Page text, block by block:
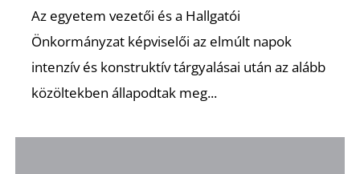
Az egyetem vezetői és a Hallgatói
Önkormányzat képviselői az elmúlt napok
intenzív és konstruktív tárgyalásai után az alább
közöltekben állapodtak meg...